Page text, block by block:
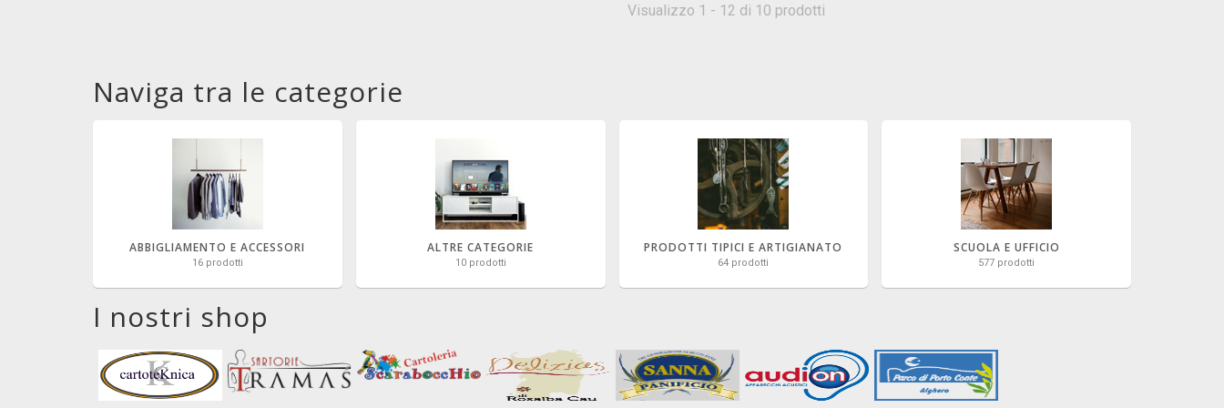
Visualizzo 1 - 12 di 10 prodotti
Naviga tra le categorie
ABBIGLIAMENTO E ACCESSORI
16 prodotti
ALTRE CATEGORIE
10 prodotti
PRODOTTI TIPICI E ARTIGIANATO
64 prodotti
SCUOLA E UFFICIO
577 prodotti
I nostri shop